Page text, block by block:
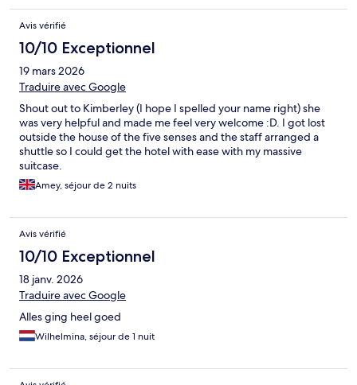
Avis vérifié
10/10 Exceptionnel
19 mars 2026
Traduire avec Google
Shout out to Kimberley (I hope I spelled your name right) she
was very helpful and made me feel very welcome :D. I got lost
outside the house of the five senses and the staff arranged a
shuttle so I could get the hotel with ease with my massive
suitcase.
Amey, séjour de 2 nuits
Avis vérifié
10/10 Exceptionnel
18 janv. 2026
Traduire avec Google
Alles ging heel goed
Wilhelmina, séjour de 1 nuit